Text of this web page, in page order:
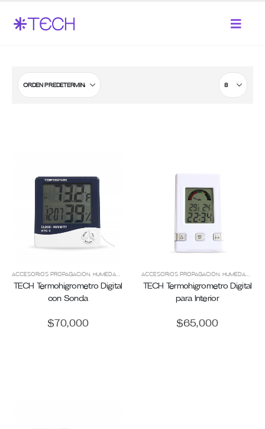
ACCESORIOS PROPAGACIÓN HUMEDAD RELATIVA (%HR) , MEDICIÓN + CONTROL,
TECH Termohigrometro Digital
con Sonda
$70,000
ACCESORIOS PROPAGACIÓN HUMEDAD RELATIVA (%HR)
TECH Termohigrometro Digital
para Interior
$65,000